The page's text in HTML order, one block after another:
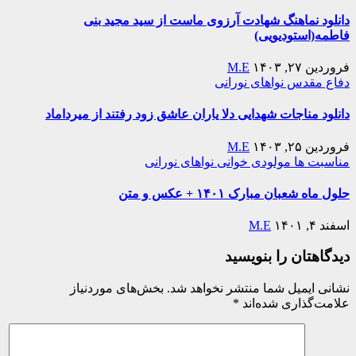
دانلود نماهنگ شهادت آرزوی ماست از سید مجید بنی
فاطمه(استودیویی)
فروردین ۲۷, ۱۴۰۳
M.E
دفاع مقدس نواهای نورانی
دانلود مناجات شهدایی دلا یاران عاشق زود رفتند از میرداماد
فروردین ۲۵, ۱۴۰۳
M.E
مناسبت ها مولودی خوانی نواهای نورانی
حلول ماه شعبان مبارک ۱۴۰۱ + عکس و متن
اسفند ۴, ۱۴۰۱ M.E
دیدگاهتان را بنویسید
نشانی ایمیل شما منتشر نخواهد شد. بخش‌های موردنیاز
علامت‌گذاری شده‌اند *